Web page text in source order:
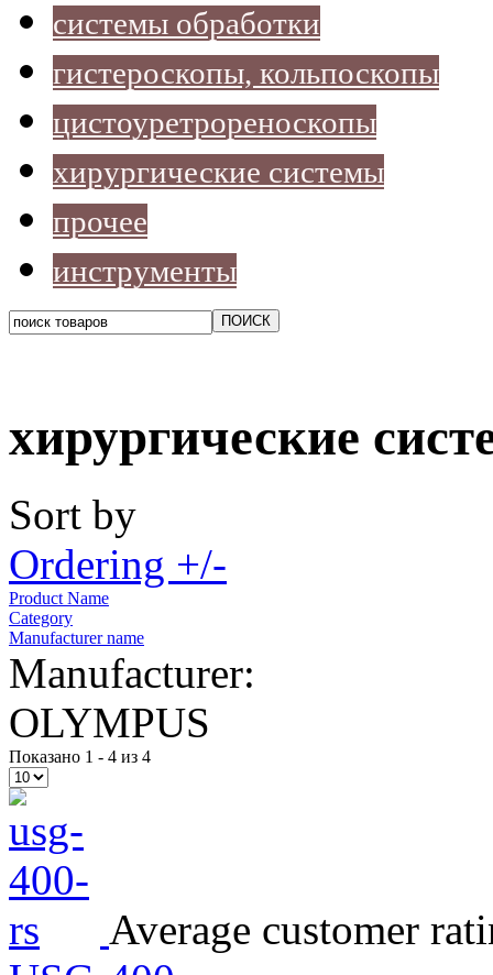
системы обработки
гистероскопы, кольпоскопы
цистоуретрореноскопы
хирургические системы
прочее
инструменты
хирургические
Sort by
Ordering +/-
Product Name
Category
Manufacturer name
Manufacturer:
OLYMPUS
Показано 1 - 4 из 4
Average customer